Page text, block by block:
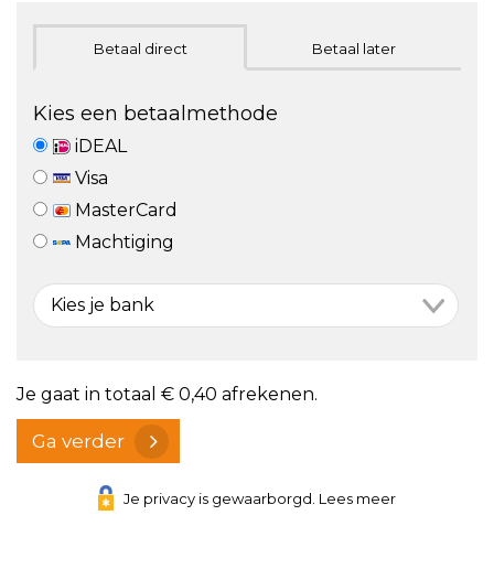
Betaal direct Betaal later
Kies een betaalmethode
iDEAL
Visa
MasterCard
Machtiging
Je gaat in totaal € 0,40 afrekenen.
Ga verder
Je privacy is gewaarborgd. Lees meer